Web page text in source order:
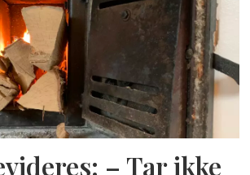
– Tar ikke